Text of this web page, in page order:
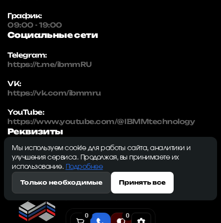
0 0
График:
09:00 - 19:00
Социальные сети
Telegram:
https://t.me/ibmmRU
VK:
https://vk.com/ibmmru
YouTube:
https://www.youtube.com/@IBMMtechnology
Реквизиты
IBMM | technology
ИНН: 5032334982
ОГРН: 1215000115230
143009, Московская область, г. Одинцово, ул.
Мы используем cookie для работы сайта, аналитики и
улучшения сервиса. Продолжая, вы принимаете их
использование.
Подробнее
Только необходимые Принять все